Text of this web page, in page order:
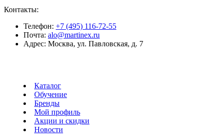
Контакты:
Телефон: +7 (495) 116-72-55
Почта: alo@martinex.ru
Адрес: Москва, ул. Павловская, д. 7
Каталог
Обучение
Бренды
Мой профиль
Акции и скидки
Новости